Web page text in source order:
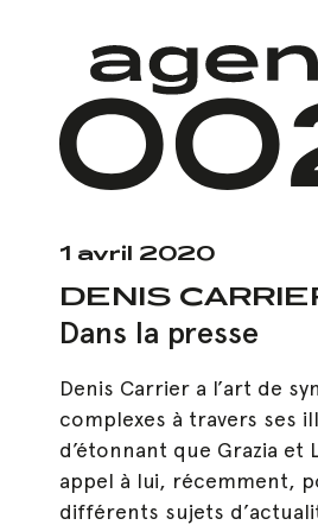
Hit enter to search or ESC to close
1 avril 2020
DENIS
Dans la presse
Denis Carrier a l’art de
complexes à travers ses
d’étonnant que Grazia et
appel à lui, récemment,
différents sujets